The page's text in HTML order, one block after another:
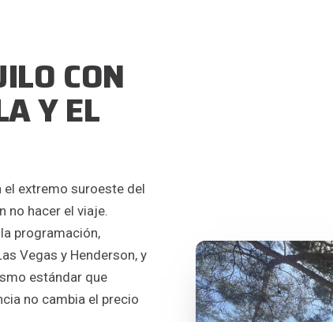
CON
Y EL
el extremo suroeste del
no hacer el viaje.
programación,
Vegas y Henderson, y
estándar que
no cambia el precio